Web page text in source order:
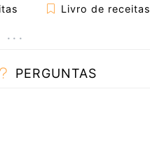
Livro de receitas
PERGUNTAS